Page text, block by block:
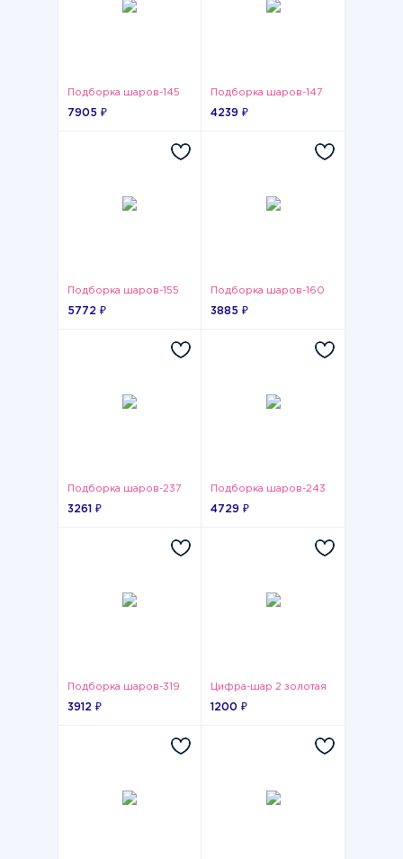
Подборка шаров-145
7905 ₽
Подборка шаров-147
4239 ₽
Подборка шаров-155
5772 ₽
Подборка шаров-160
3885 ₽
Подборка шаров-237
3261 ₽
Подборка шаров-243
4729 ₽
Подборка шаров-319
3912 ₽
Цифра-шар 2 золотая
1200 ₽